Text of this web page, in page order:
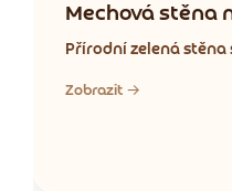
Mechová stěna
Přírodní zelená stěna
Zobrazit →